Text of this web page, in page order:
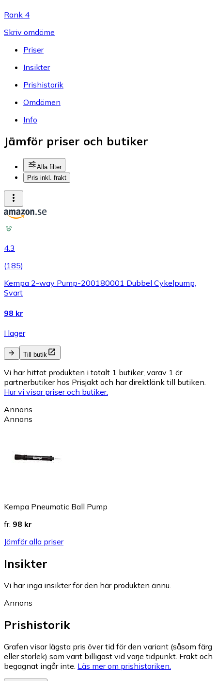
Rank 4
Skriv omdöme
Priser
Insikter
Prishistorik
Omdömen
Info
Jämför priser och butiker
Alla filter
Pris inkl. frakt
4.3
(185)
Kempa 2-way Pump-200180001 Dubbel Cykelpump,
Svart
98 kr
I lager
Till butik
Vi har hittat produkten i totalt 1 butiker, varav 1 är
partnerbutiker hos Prisjakt och har direktlänk till butiken.
Hur vi visar priser och butiker.
Annons
Annons
Kempa Pneumatic Ball Pump
fr. 98 kr
Jämför alla priser
Insikter
Vi har inga insikter för den här produkten ännu.
Annons
Prishistorik
Grafen visar lägsta pris över tid för den variant (såsom färg
eller storlek) som varit billigast vid varje tidpunkt. Frakt och
begagnat ingår inte. Läs mer om prishistoriken.